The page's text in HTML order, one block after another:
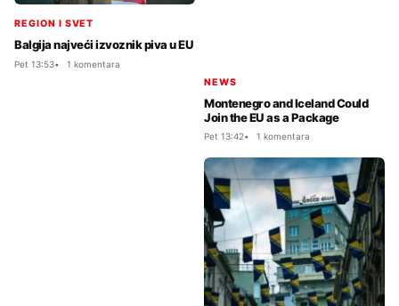
REGION I SVET
Balgija najveći izvoznik piva u EU
Pet 13:53 1 komentara
NEWS
Montenegro and Iceland Could
Join the EU as a Package
Pet 13:42 1 komentara